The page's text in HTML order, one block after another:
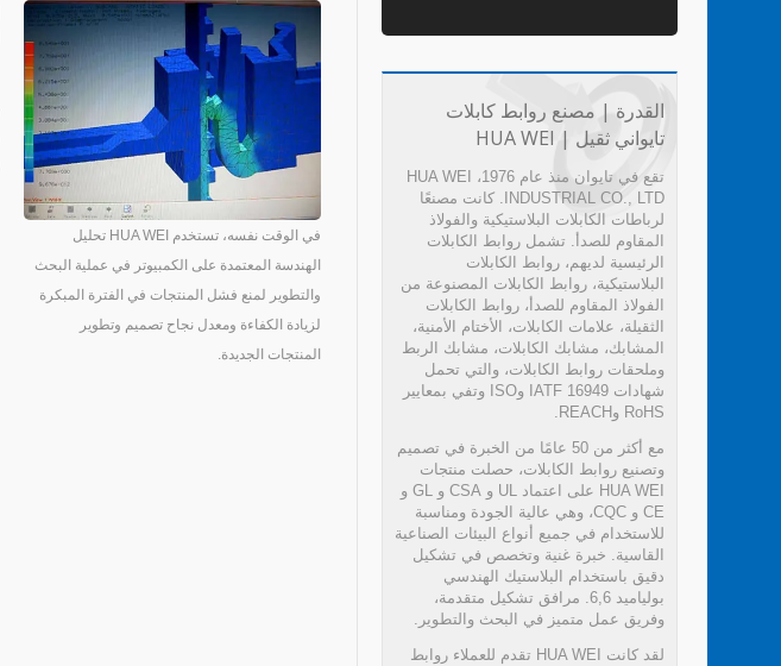
في الوقت نفسه، تستخدم HUA WEI تحليل
الهندسة المعتمدة على الكمبيوتر في عملية البحث
والتطوير لمنع فشل المنتجات في الفترة المبكرة
لزيادة الكفاءة ومعدل نجاح تصميم وتطوير
المنتجات الجديدة.
القدرة | مصنع روابط كابلات
تايواني ثقيل | HUA WEI
تقع في تايوان منذ عام 1976، HUA WEI
INDUSTRIAL CO., LTD. كانت مصنعًا
لرباطات الكابلات البلاستيكية والفولاذ
المقاوم للصدأ. تشمل روابط الكابلات
الرئيسية لديهم، روابط الكابلات
البلاستيكية، روابط الكابلات المصنوعة من
الفولاذ المقاوم للصدأ، روابط الكابلات
الثقيلة، علامات الكابلات، الأختام الأمنية،
المشابك، مشابك الكابلات، مشابك الربط
وملحقات روابط الكابلات، والتي تحمل
شهادات IATF 16949 وISO وتفي بمعايير
RoHS وREACH.
مع أكثر من 50 عامًا من الخبرة في تصميم
وتصنيع روابط الكابلات، حصلت منتجات
HUA WEI على اعتماد UL و CSA و GL و
CE و CQC، وهي عالية الجودة ومناسبة
للاستخدام في جميع أنواع البيئات الصناعية
القاسية. خبرة غنية وتخصص في تشكيل
دقيق باستخدام البلاستيك الهندسي
بولياميد 6,6. مرافق تشكيل متقدمة،
وفريق عمل متميز في البحث والتطوير.
لقد كانت HUA WEI تقدم للعملاء روابط